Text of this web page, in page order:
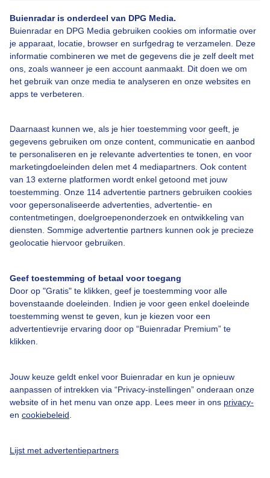
Buienradar is onderdeel van DPG Media.
Buienradar en DPG Media gebruiken cookies om informatie over
je apparaat, locatie, browser en surfgedrag te verzamelen. Deze
informatie combineren we met de gegevens die je zelf deelt met
ons, zoals wanneer je een account aanmaakt. Dit doen we om
het gebruik van onze media te analyseren en onze websites en
apps te verbeteren.
Daarnaast kunnen we, als je hier toestemming voor geeft, je
gegevens gebruiken om onze content, communicatie en aanbod
te personaliseren en je relevante advertenties te tonen, en voor
marketingdoeleinden delen met 4 mediapartners. Ook content
van 13 externe platformen wordt enkel getoond met jouw
toestemming. Onze 114 advertentie partners gebruiken cookies
voor gepersonaliseerde advertenties, advertentie- en
contentmetingen, doelgroepenonderzoek en ontwikkeling van
diensten. Sommige advertentie partners kunnen ook je precieze
geolocatie hiervoor gebruiken.
Geef toestemming of betaal voor toegang
Door op "Gratis" te klikken, geef je toestemming voor alle
bovenstaande doeleinden. Indien je voor geen enkel doeleinde
toestemming wenst te geven, kun je kiezen voor een
advertentievrije ervaring door op “Buienradar Premium” te
klikken.
Jouw keuze geldt enkel voor Buienradar en kun je opnieuw
aanpassen of intrekken via “Privacy-instellingen” onderaan onze
website of in het menu van onze app. Lees meer in ons privacy-
en cookiebeleid
Lijst met advertentiepartners
Bekijk slideshow
Over Buienradar
Bedrijfsgegevens
Contact
Toegankelijkheid
Gebruikersvoorwaarden
Adverteren
Privacy beleid
Cookie beleid